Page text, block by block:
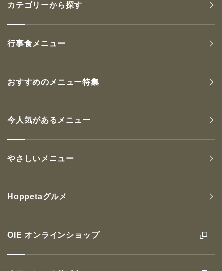
OIE オンラインショップ
カテゴリーから探す
行事食メニュー
おすすめのメニュー特集
今人気があるメニュー
やさしいメニュー
Hoppetaグルメ